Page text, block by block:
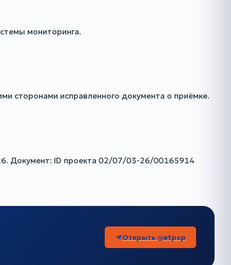
мониторинга.
сторонами исправленного документа о приёмке.
Документ: ID проекта 02/07/03-26/00165914
Открыть @etpsp